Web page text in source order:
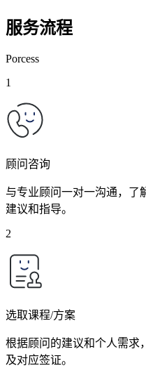
服务流程
Porcess
1
顾问咨询
与专业顾问一对一沟通，了
建议和指导。
2
选取课程/方案
根据顾问的建议和个人需求
及对应签证。